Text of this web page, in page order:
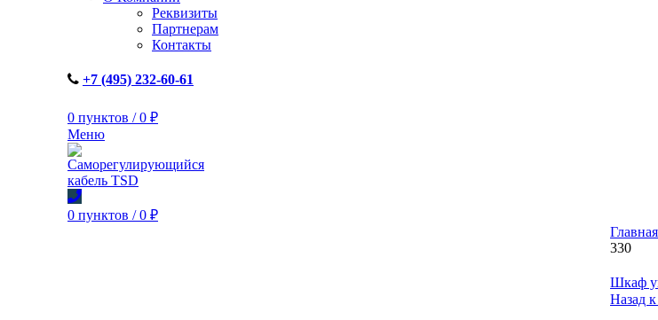
Реквизиты
Партнерам
Контакты
+7 (495) 232-60-61
0 пунктов / 0 ₽
Меню
0 пунктов / 0 ₽
Главная
330
Шкаф
Назад